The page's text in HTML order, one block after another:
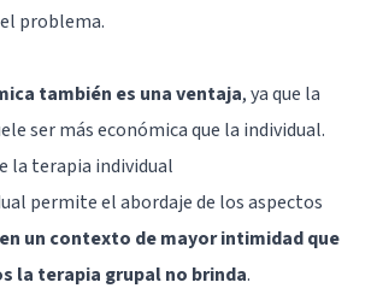
problema.
también es una ventaja, ya que la
ser más económica que la individual.
la terapia individual
permite el abordaje de los aspectos
en un contexto de mayor intimidad que
la terapia grupal no brinda.